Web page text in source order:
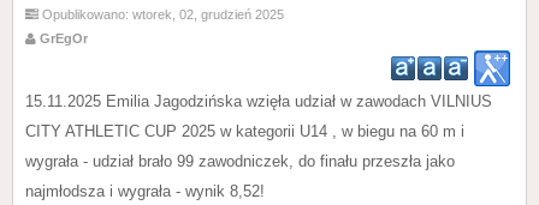
Opublikowano: wtorek, 02, grudzień 2025
GrEgOr
15.11.2025 Emilia Jagodzińska wzięła udział w zawodach VILNIUS
CITY ATHLETIC CUP 2025 w kategorii U14 , w biegu na 60 m i
wygrała - udział brało 99 zawodniczek, do finału przeszła jako
najmłodsza i wygrała - wynik 8,52!